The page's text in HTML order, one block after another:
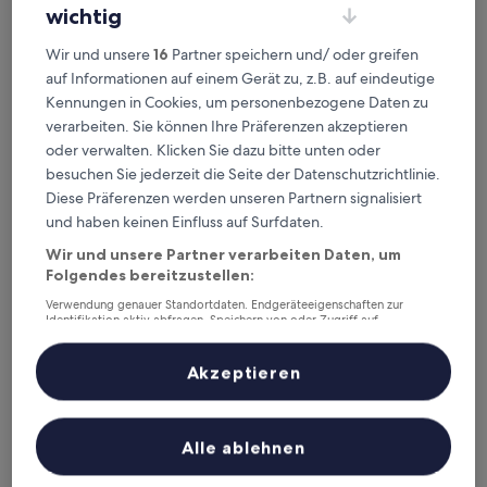
2. Magna Cura Guest House
Magna Cura Guest House
0,9 km von U-Bahn-Station Baldo degli Ubaldi entfernt
von
10,
Wunderbar,
(108
Bewertungen)
9,2/10 Wunderbar (108 Bewertungen)
Der
Preis
97 €
inkl. Steuern & Gebühren
22. Aug.–23. Aug.
3. Le Piazze di Roma B&B
Le Piazze di Roma B&B
1,2 km von U-Bahn-Station Baldo degli Ubaldi entfernt
Le Piazze di Roma B&B
wichtig
Wir und unsere16 Partner speichern und/ oder greifen
auf Informationen auf einem Gerät zu, z.B. auf eindeutige
Kennungen in Cookies, um personenbezogene Daten zu
verarbeiten. Sie können Ihre Präferenzen akzeptieren
oder verwalten. Klicken Sie dazu bitte unten oder
besuchen Sie jederzeit die Seite der Datenschutzrichtlinie.
Diese Präferenzen werden unseren Partnern signalisiert
und haben keinen Einfluss auf Surfdaten.
Wir und unsere Partner verarbeiten Daten, um
Folgendes bereitzustellen:
Verwendung genauer Standortdaten. Endgeräteeigenschaften zur
Identifikation aktiv abfragen. Speichern von oder Zugriff auf
Inhalte, Messung von Werbeleistung und der Performance von Inhalten,
Zielgruppenforschung sowie Entwicklung und Verbesserung von
Liste der Partner (Lieferanten)
Alle ablehnen
Akzeptieren